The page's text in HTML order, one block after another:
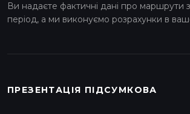
Ви надаєте фактичні дані про маршрути
період, а ми виконуємо розрахунки в
ПРЕЗЕНТАЦІЯ ПІДСУМКОВА